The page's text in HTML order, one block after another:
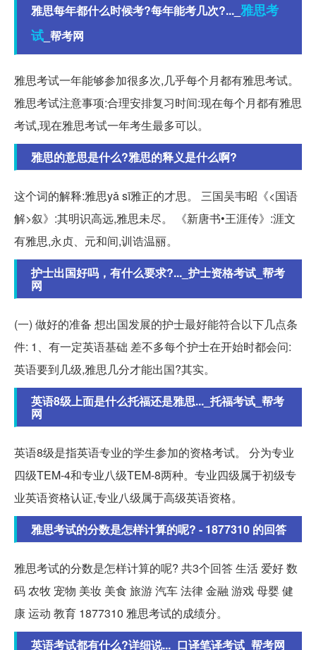
雅思每年都什么时候考?每年能考几次?..._ 雅思考
试 _帮考网
雅思考试一年能够参加很多次,几乎每个月都有雅思考试。
雅思考试注意事项:合理安排复习时间:现在每个月都有雅思
考试,现在雅思考试一年考生最多可以。
雅思的意思是什么?雅思的释义是什么啊?
这个词的解释:雅思yǎ sī雅正的才思。 三国吴韦昭《<国语
解>叙》:其明识高远,雅思未尽。 《新唐书•王涯传》:涯文
有雅思,永贞、元和间,训诰温丽。
护士出国好吗，有什么要求?..._护士资格考试_帮考
网
(一) 做好的准备 想出国发展的护士最好能符合以下几点条
件: 1、有一定英语基础 差不多每个护士在开始时都会问:
英语要到几级,雅思几分才能出国?其实。
英语8级上面是什么托福还是雅思..._托福考试_帮考
网
英语8级是指英语专业的学生参加的资格考试。 分为专业
四级TEM-4和专业八级TEM-8两种。专业四级属于初级专
业英语资格认证,专业八级属于高级英语资格。
雅思考试的分数是怎样计算的呢? - 1877310 的回答
雅思考试的分数是怎样计算的呢? 共3个回答 生活 爱好 数
码 农牧 宠物 美妆 美食 旅游 汽车 法律 金融 游戏 母婴 健
康 运动 教育 1877310 雅思考试的成绩分。
英语考试都有什么?详细说..._口译笔译考试_帮考网